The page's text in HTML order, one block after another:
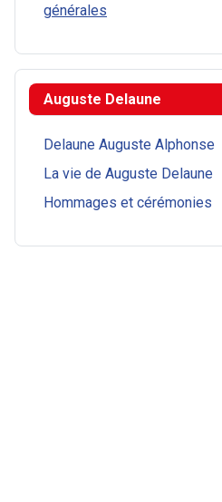
générales
Auguste Delaune
Delaune Auguste Alphonse
La vie de Auguste Delaune
Hommages et cérémonies